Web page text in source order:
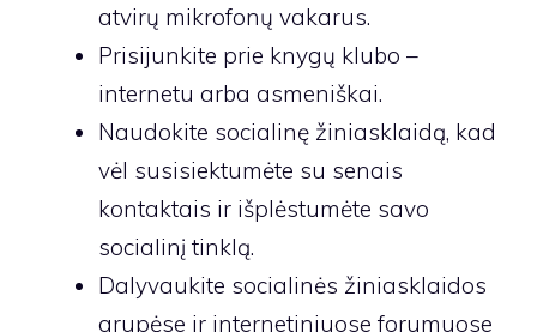
atvirų mikrofonų vakarus.
Prisijunkite prie knygų klubo –
internetu arba asmeniškai.
Naudokite socialinę žiniasklaidą, kad
vėl susisiektumėte su senais
kontaktais ir išplėstumėte savo
socialinį tinklą.
Dalyvaukite socialinės žiniasklaidos
grupėse ir internetiniuose forumuose